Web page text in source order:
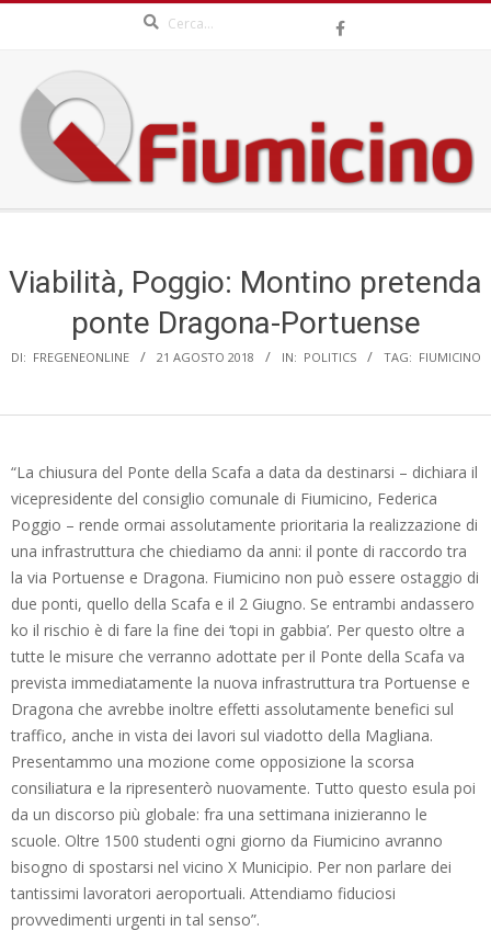
content
QFIUMICINO.COM
Menu
Viabilità, Poggio: Montino pretenda
ponte Dragona-Portuense
DI: FREGENEONLINE 21 AGOSTO 2018 IN: POLITICS TAG: FIUMICINO
“La chiusura del Ponte della Scafa a data da destinarsi – dichiara il
vicepresidente del consiglio comunale di Fiumicino, Federica
Poggio – rende ormai assolutamente prioritaria la realizzazione di
una infrastruttura che chiediamo da anni: il ponte di raccordo tra
la via Portuense e Dragona. Fiumicino non può essere ostaggio di
due ponti, quello della Scafa e il 2 Giugno. Se entrambi andassero
ko il rischio è di fare la fine dei ‘topi in gabbia’. Per questo oltre a
tutte le misure che verranno adottate per il Ponte della Scafa va
prevista immediatamente la nuova infrastruttura tra Portuense e
Dragona che avrebbe inoltre effetti assolutamente benefici sul
traffico, anche in vista dei lavori sul viadotto della Magliana.
Presentammo una mozione come opposizione la scorsa
consiliatura e la ripresenterò nuovamente. Tutto questo esula poi
da un discorso più globale: fra una settimana inizieranno le
scuole. Oltre 1500 studenti ogni giorno da Fiumicino avranno
bisogno di spostarsi nel vicino X Municipio. Per non parlare dei
tantissimi lavoratori aeroportuali. Attendiamo fiduciosi
provvedimenti urgenti in tal senso”.